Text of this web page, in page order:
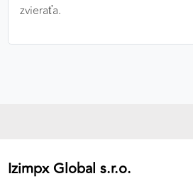
zvieraťa.
Izimpx Global s.r.o.